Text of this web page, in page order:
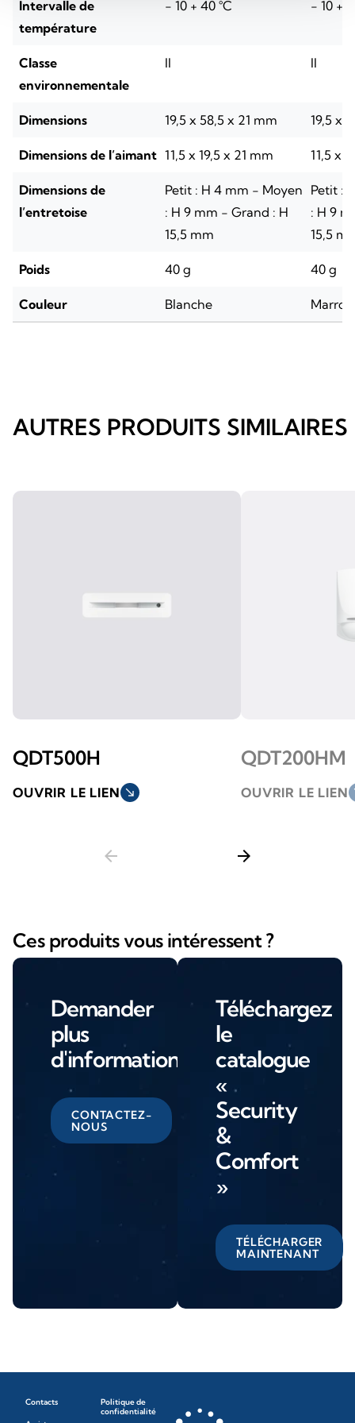
Intervalle de
température
- 10 + 40 °C - 10 +
Classe
environnementale
II II
Dimensions 19,5 x 58,5 x 21 mm 19,5 x
Dimensions de l’aimant 11,5 x 19,5 x 21 mm 11,5 x
Dimensions de
l’entretoise
Petit : H 4 mm - Moyen
: H 9 mm - Grand : H
15,5 mm
Petit :
: H 9
15,5
Poids 40 g 40 g
Couleur Blanche Marron
AUTRES PRODUITS SIMILAIRES
QDT500H
OUVRIR LE LIEN south_east
QDT200HM
OUVRIR LE LIEN
arrow_back arrow_forward
Ces produits vous intéressent ?
Demander
plus
d'informations
CONTACTEZ-
NOUS
Téléchargez
le
catalogue
«
Security
&
Comfort
»
TÉLÉCHARGER
MAINTENANT
Contacts
Politique de
confidentialité